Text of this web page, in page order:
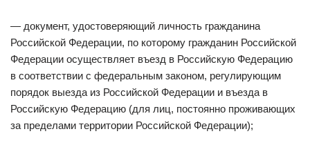
— документ, удостоверяющий личность гражданина
Российской Федерации, по которому гражданин Российской
Федерации осуществляет въезд в Российскую Федерацию
в соответствии с федеральным законом, регулирующим
порядок выезда из Российской Федерации и въезда в
Российскую Федерацию (для лиц, постоянно проживающих
за пределами территории Российской Федерации);